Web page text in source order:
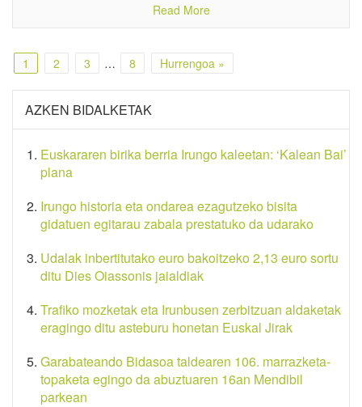
Read More
1 2 3 … 8 Hurrengoa »
AZKEN BIDALKETAK
Euskararen birika berria Irungo kaleetan: ‘Kalean Bai’
plana
Irungo historia eta ondarea ezagutzeko bisita
gidatuen egitarau zabala prestatuko da udarako
Udalak inbertitutako euro bakoitzeko 2,13 euro sortu
ditu Dies Oiassonis jaialdiak
Trafiko mozketak eta Irunbusen zerbitzuan aldaketak
eragingo ditu asteburu honetan Euskal Jirak
Garabateando Bidasoa taldearen 106. marrazketa-
topaketa egingo da abuztuaren 16an Mendibil
parkean